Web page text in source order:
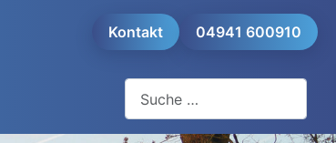
Kontakt 04941 600910